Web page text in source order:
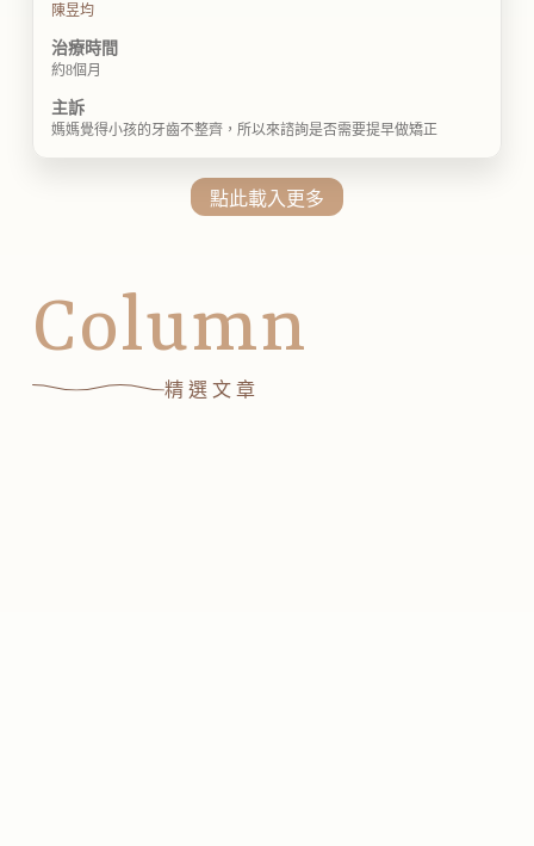
陳昱均
治療時間
約8個月
主訴
媽媽覺得小孩的牙齒不整齊，所以來諮詢是否需要提早做矯正
點此載入更多
Column
精選文章